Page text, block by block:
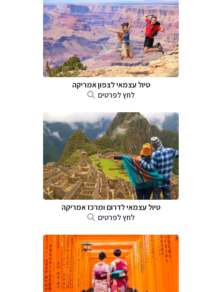
טיול עצמאי לצפון אמריקה
לחץ לפרטים
טיול עצמאי לדרום ומרכז אמריקה
לחץ לפרטים